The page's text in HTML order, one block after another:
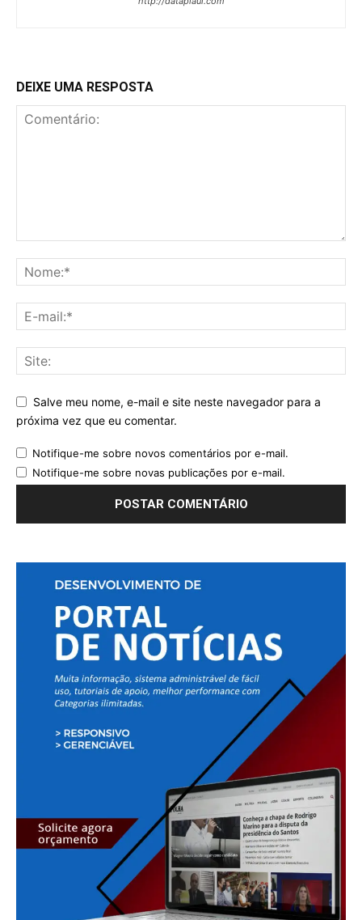
DEIXE UMA RESPOSTA
Salve meu nome, e-mail e site neste navegador para a
próxima vez que eu comentar.
Notifique-me sobre novos comentários por e-mail.
Notifique-me sobre novas publicações por e-mail.